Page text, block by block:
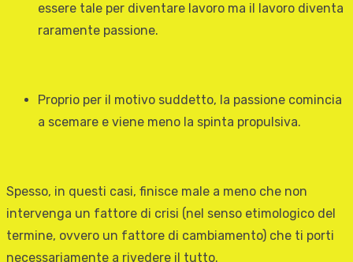
essere tale per diventare lavoro ma il lavoro diventa
raramente passione.
Proprio per il motivo suddetto, la passione comincia
a scemare e viene meno la spinta propulsiva.
Spesso, in questi casi, finisce male a meno che non
intervenga un fattore di crisi (nel senso etimologico del
termine, ovvero un fattore di cambiamento) che ti porti
necessariamente a rivedere il tutto.